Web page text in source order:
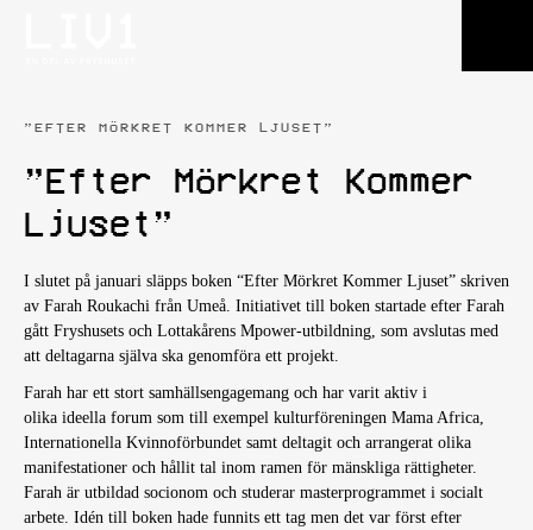
”EFTER MÖRKRET KOMMER LJUSET”
”Efter Mörkret Kommer
Ljuset”
I slutet på januari släpps boken “Efter Mörkret Kommer Ljuset” skriven
av Farah Roukachi från Umeå. Initiativet till boken startade efter Farah
gått Fryshusets och Lottakårens Mpower-utbildning, som avslutas med
att deltagarna själva ska genomföra ett projekt.
Farah har ett stort samhällsengagemang och har varit aktiv i
olika ideella forum som till exempel kulturföreningen Mama Africa,
Internationella Kvinnoförbundet samt deltagit och arrangerat olika
manifestationer och hållit tal inom ramen för mänskliga rättigheter.
Farah är utbildad socionom och studerar masterprogrammet i socialt
arbete. Idén till boken hade funnits ett tag men det var först efter